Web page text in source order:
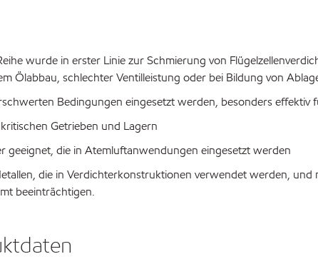
wurde in erster Linie zur Schmierung von
Ölabbau, schlechter Ventilleistung oder bei Bildung von
Bedingungen eingesetzt werden, besonders
Getrieben und Lagern
die in Atemluftanwendungen eingesetzt werden
die in Verdichterkonstruktionen verwendet werden,
beeinträchtigen.